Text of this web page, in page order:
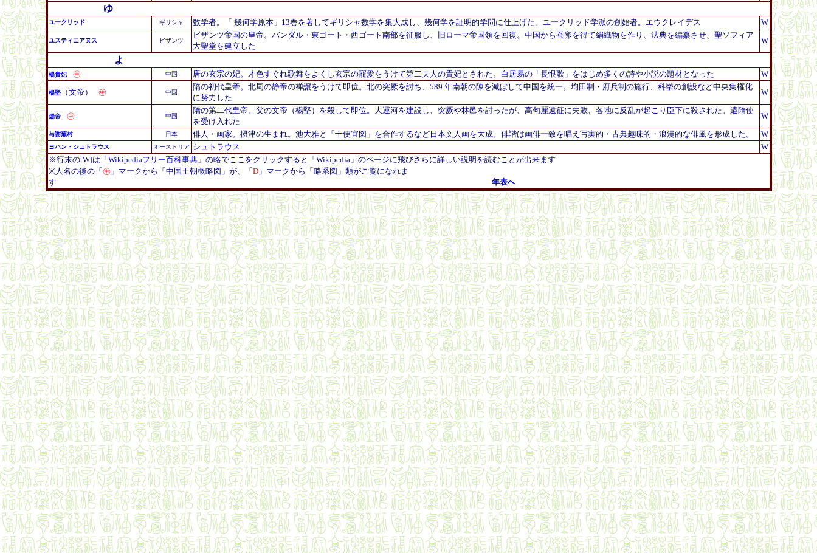
ゆ
ユークリッド ギリシャ 数学者。「 幾何学原本」13巻を著してギリシャ数学を集大成し、幾何学を証明的学問に仕上げた。ユークリッド学派の創始者。 エウクレイデス W
ユスティニアヌス ビザンツ
ビザンツ帝国の皇帝。バンダル・東ゴート・西ゴート南部を征服し、旧ローマ帝国領を回復。中国から蚕卵を得て絹織物を作り、法典を編纂させ、聖ソフィア
大聖堂を建立した
W
よ
楊貴妃 ㊥ 中国 唐の玄宗の妃。才色すぐれ歌舞をよくし玄宗の寵愛をうけて第二夫人の貴妃とされた。 白居易の「長恨歌」をはじめ多くの詩や小説の題材となった W
楊堅（文帝） ㊥ 中国
隋の初代皇帝。北周の静帝の禅譲をうけて即位。北の突厥を討ち、589 年南朝の陳を滅ぼして中国を統一。均田制・府兵制の施行、科挙の創設など中央集権化
に努力した
W
煬帝 ㊥ 中国
隋の第二代皇帝。父の文帝（楊堅）を殺して即位。大運河を建設し、突厥や林邑を討ったが、高句麗遠征に失敗、各地に反乱が起こり臣下に殺された。遣隋使
を受け入れた
W
与謝蕪村 日本 俳人・画家。摂津の生まれ。池大雅と「十便宜図」を合作するなど日本文人画を大成。俳諧は画俳一致を唱え写実的・古典趣味的・浪漫的な俳風を形成した。 W
ヨハン・シュトラウス オーストリア シュトラウス
W
※行末の[W]は 「Wikipediaフリー百科事典」 の略でここをクリックすると「Wikipedia」のページに飛びさらに詳しい説明を読むことが出来ます
※人名の後の「㊥」マークから「中国王朝概略図」が、「D」マークから「略系図」類がご覧になれま
す
年表へ